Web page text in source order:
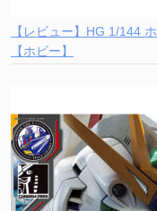
【レビュー】HG 1/144
【ホビー】